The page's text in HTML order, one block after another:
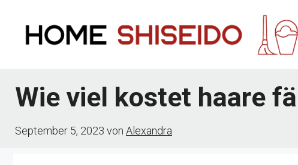
Wie viel kostet haare
September 5, 2023 von Alexandra